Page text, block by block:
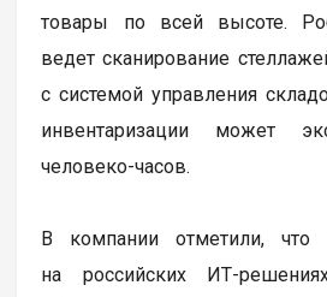
товары по всей высоте.
ведет сканирование
с системой управления
инвентаризации может
человеко-часов.
В компании отметили, что
на российских ИТ-